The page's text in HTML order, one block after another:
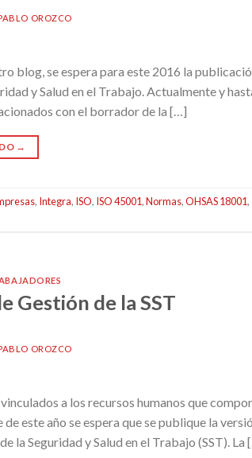
OROZCO
blog, se espera para este 2016 la
y Salud en el Trabajo. Actualmente y
con el borrador de la […]
→
, Integra, ISO, ISO 45001,Normas,OHSAS 18001,
Gestión de la SST
OROZCO
a los recursos humanos que
este año se espera que se publique la
la Seguridad y Salud en el Trabajo (SST). La